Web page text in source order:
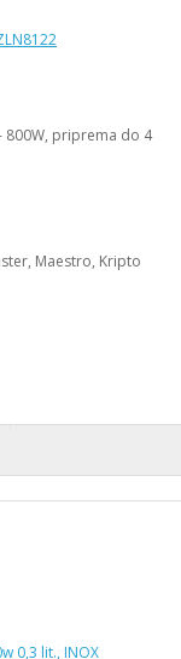
800W, priprema do 4
Maestro, Kripto